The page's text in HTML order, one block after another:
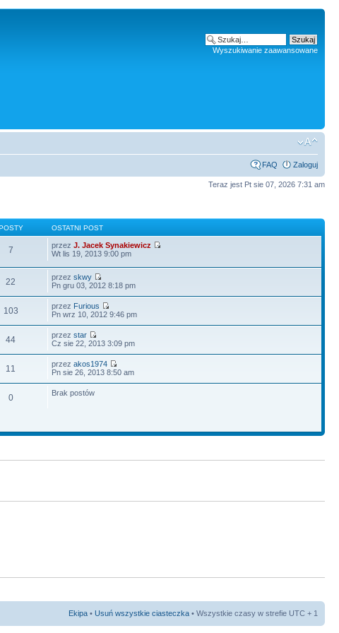
Wyszukiwanie zaawansowane
FAQ Zaloguj
Teraz jest Pt sie 07, 2026 7:31 am
OSTATNI POST
7 przezJ. Jacek Synakiewicz
Wt lis 19, 2013 9:00 pm
22 przezskwy
Pn gru 03, 2012 8:18 pm
103 przez Furious
Pn wrz 10, 2012 9:46 pm
44 przezstar
Cz sie 22, 2013 3:09 pm
11 przezakos1974
Pn sie 26, 2013 8:50 am
0 Brak postów
Ekipa • Usuń wszystkie ciasteczka • Wszystkie czasy w strefie UTC + 1